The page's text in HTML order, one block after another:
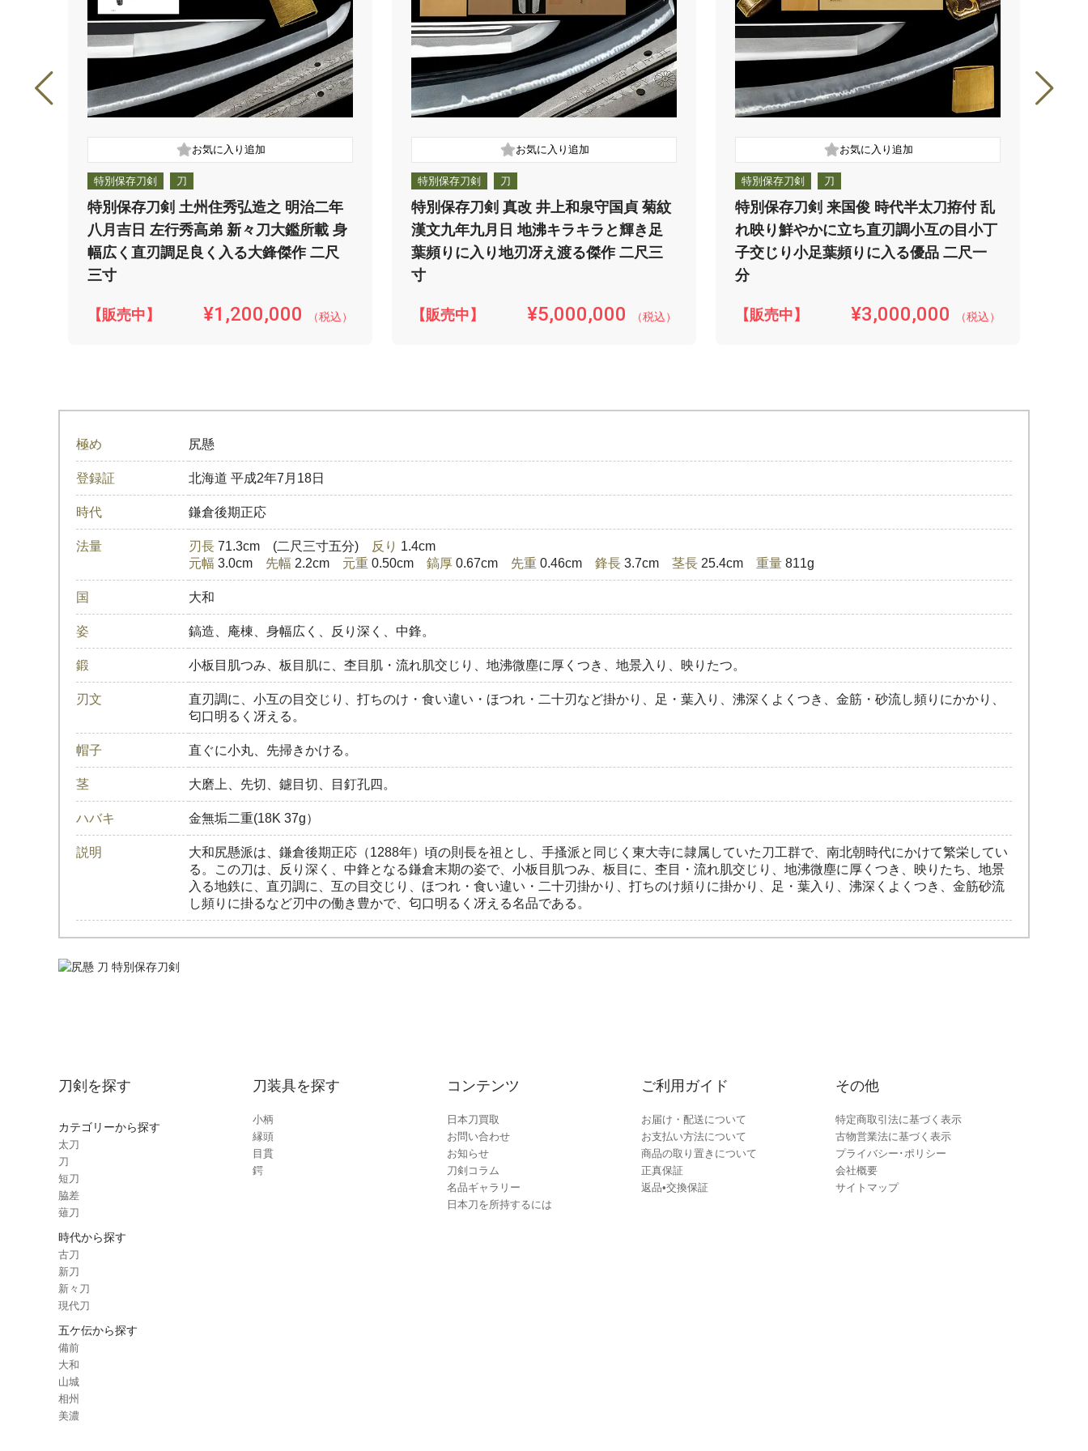
特別保存刀剣 刀
特別保存刀剣 土州住秀弘造之 明治二年
八月吉日 左行秀高弟 新々刀大鑑所載 身
幅広く直刃調足良く入る大鋒傑作 二尺
三寸
【販売中】 ¥1,200,000 （税込）
特別保存刀剣 刀
特別保存刀剣 真改 井上和泉守国貞 菊紋
漢文九年九月日 地沸キラキラと輝き足
葉頻りに入り地刃冴え渡る傑作 二尺三
寸
【販売中】 ¥5,000,000 （税込）
特別保存刀剣 刀
特別保存刀剣 来国俊 時代半太刀拵付 乱
れ映り鮮やかに立ち直刃調小互の目小丁
子交じり小足葉頻りに入る優品 二尺一
分
【販売中】 ¥3,000,000 （税込）
極め 尻懸
登録証 北海道 平成2年7月18日
時代 鎌倉後期正応
法量 刃長71.3cm (二尺三寸五分) 反り 1.4cm
元幅 3.0cm 先幅 2.2cm 元重0.50cm 鎬厚0.67cm 先重0.46cm 鋒長3.7cm 茎長25.4cm 重量811g
国 大和
姿 鎬造、庵棟、身幅広く、反り深く、中鋒。
鍛 小板目肌つみ、板目肌に、杢目肌・流れ肌交じり、地沸微塵に厚くつき、地景入り、映りたつ。
刃文
直刃調に、小互の目交じり、打ちのけ・食い違い・ほつれ・二十刃など掛かり、足・葉入り、沸深くよくつき、金筋・砂流し頻りにかかり、
匂口明るく冴える。
帽子 直ぐに小丸、先掃きかける。
茎 大磨上、先切、鑢目切、目釘孔四。
ハバキ 金無垢二重(18K 37g）
説明
大和尻懸派は、鎌倉後期正応（1288年）頃の則長を祖とし、手搔派と同じく東大寺に隷属していた刀工群で、南北朝時代にかけて繁栄してい
る。この刀は、反り深く、中鋒となる鎌倉末期の姿で、小板目肌つみ、板目に、杢目・流れ肌交じり、地沸微塵に厚くつき、映りたち、地景
入る地鉄に、直刃調に、互の目交じり、ほつれ・食い違い・二十刃掛かり、打ちのけ頻りに掛かり、足・葉入り、沸深くよくつき、金筋砂流
し頻りに掛るなど刃中の働き豊かで、匂口明るく冴える名品である。
刀剣を探す
カテゴリーから探す
太刀
刀
短刀
脇差
薙刀
時代から探す
古刀
新刀
新々刀
現代刀
五ケ伝から探す
備前
大和
山城
相州
美濃
刀装具を探す
小柄
縁頭
目貫
鍔
コンテンツ
日本刀買取
お問い合わせ
お知らせ
刀剣コラム
名品ギャラリー
日本刀を所持するには
ご利用ガイド
お届け・配送について
お支払い方法について
商品の取り置きについて
正真保証
返品•交換保証
その他
特定商取引法に基づく表示
古物営業法に基づく表示
プライバシー･ポリシー
会社概要
サイトマップ